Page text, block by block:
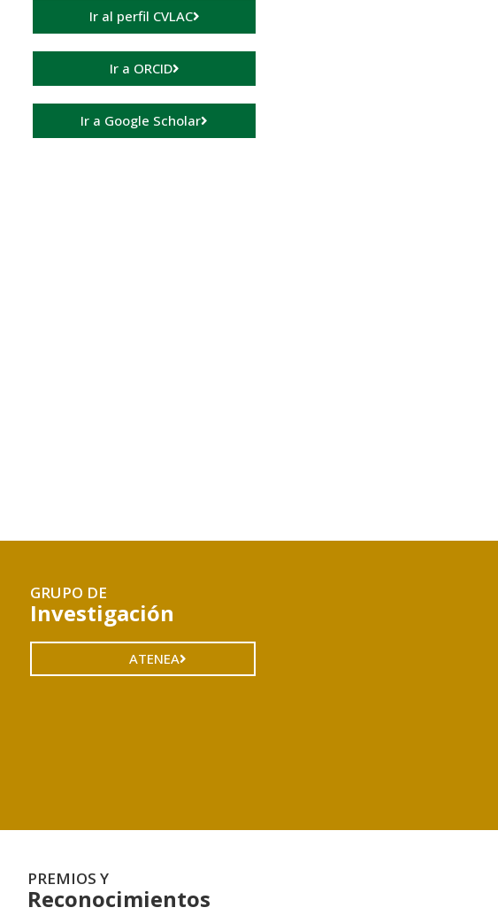
Ir al perfil CVLAC
Ir a ORCID
Ir a Google Scholar
GRUPO DE
Investigación
ATENEA
PREMIOS Y
Reconocimientos